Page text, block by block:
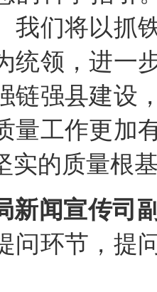
我们将以抓
统领，进一
链强县建设
量工作更加
实的质量根
新闻宣传司
问环节，提